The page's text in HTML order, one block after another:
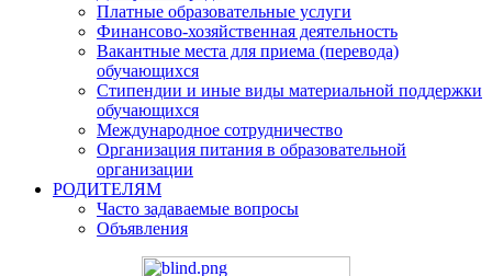
Платные образовательные услуги
Финансово-хозяйственная деятельность
Вакантные места для приема (перевода)
обучающихся
Стипендии и иные виды материальной поддержки
обучающихся
Международное сотрудничество
Организация питания в образовательной
организации
РОДИТЕЛЯМ
Часто задаваемые вопросы
Объявления